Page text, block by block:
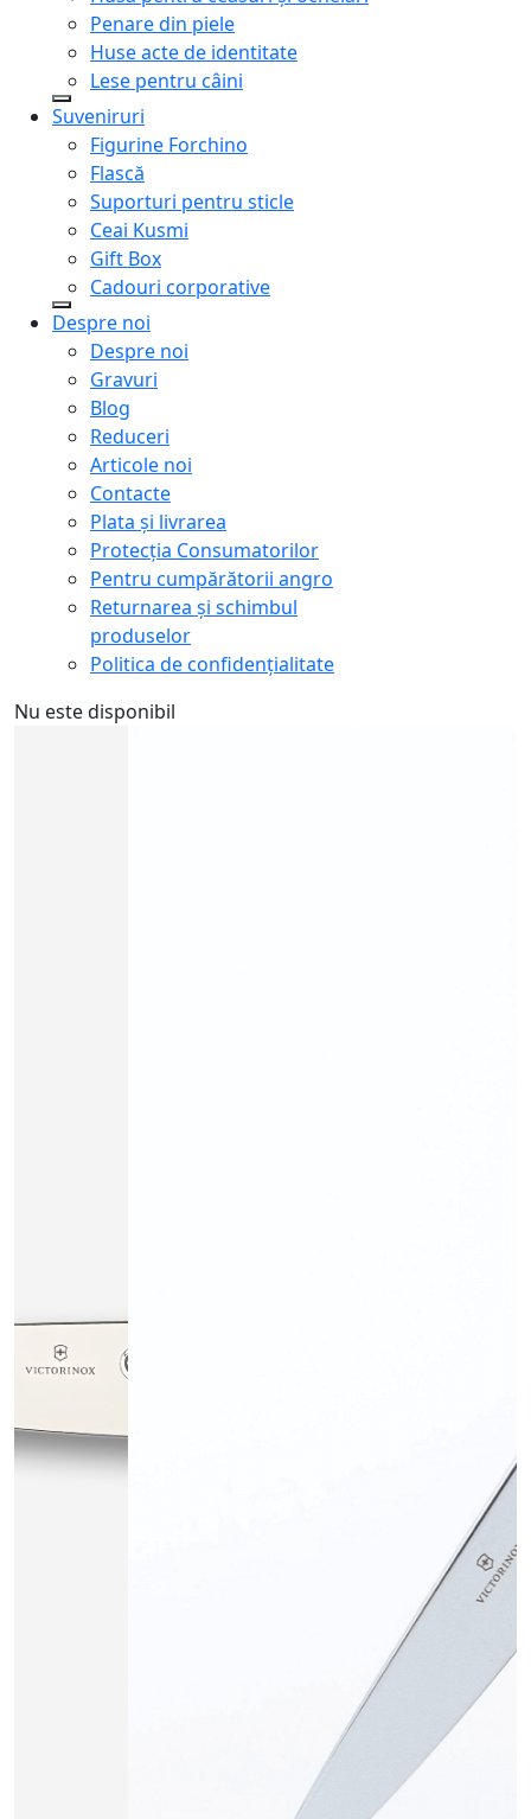
Penare din piele
Huse acte de identitate
Lese pentru câini
Suveniruri
Figurine Forchino
Flască
Suporturi pentru sticle
Ceai Kusmi
Gift Box
Cadouri corporative
Despre noi
Despre noi
Gravuri
Blog
Reduceri
Articole noi
Contacte
Plata și livrarea
Protecţia Consumatorilor
Pentru cumpărătorii angro
Returnarea și schimbul
produselor
Politica de confidențialitate
Nu este disponibil